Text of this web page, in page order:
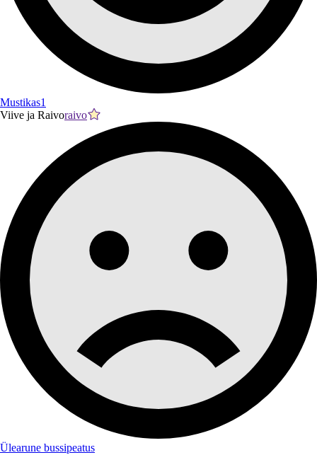
Mustikas1
Viive ja Raivoraivo
Ülearune bussipeatus